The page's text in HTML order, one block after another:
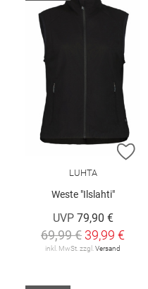
LUHTA
Weste "Ilslahti"
UVP 79,90 €
69,99 € 39,99 €
inkl. MwSt. zzgl. Versand